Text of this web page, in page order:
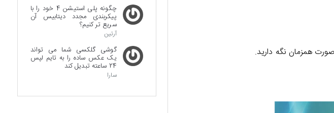
چگونه پلی استیشن 4 خود را با
پیکربندی مجدد دیتابیس آن
سریع تر کنیم؟
آرتین
گوشی گلکسی شما می تواند
یک عکس ساده را به تایم لپس
24 ساعته تبدیل کند
سارا